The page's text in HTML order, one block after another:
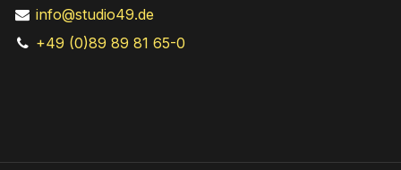
info@studio49.de
+49 (0)89 89 81 65-0